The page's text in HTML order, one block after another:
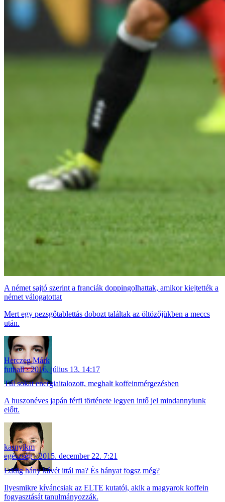
A német sajtó szerint a franciák doppingolhattak, amikor kiejtették a
német válogatottat
Mert egy pezsgőtablettás dobozt találtak az öltözőjükben a meccs
után.
Herczeg Márk
futball
2016. július 13. 14:17
Túl sokat energiaitalozott, meghalt koffeinmérgezésben
A huszonéves japán férfi története legyen intő jel mindannyiunk
előtt.
kasnyikm
egészség
2015. december 22. 7:21
Eddig hány kávét ittál ma? És hányat fogsz még?
Ilyesmikre kíváncsiak az ELTE kutatói, akik a magyarok koffein
fogyasztását tanulmányozzák.